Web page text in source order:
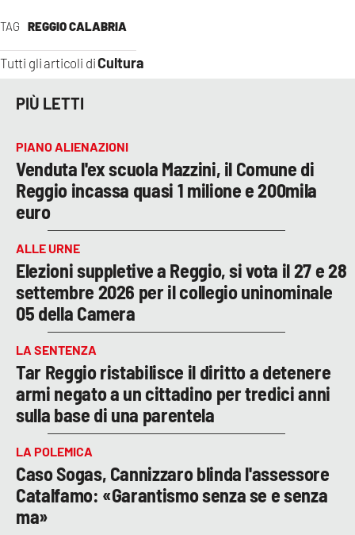
TAG REGGIO CALABRIA
Tutti gli articoli diCultura
PIÙ LETTI
PIANO ALIENAZIONI
Venduta l'ex scuola Mazzini, il Comune di
Reggio incassa quasi 1 milione e 200mila
euro
ALLE URNE
Elezioni suppletive a Reggio, si vota il 27 e 28
settembre 2026 per il collegio uninominale
05 della Camera
LA SENTENZA
Tar Reggio ristabilisce il diritto a detenere
armi negato a un cittadino per tredici anni
sulla base di una parentela
LA POLEMICA
Caso Sogas, Cannizzaro blinda l'assessore
Catalfamo: «Garantismo senza se e senza
ma»